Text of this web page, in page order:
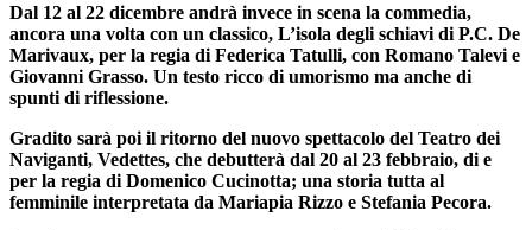
Dal 12 al 22 dicembre andrà invece in scena la commedia,
ancora una volta con un classico, L’isola degli schiavi di P.C. De
Marivaux, per la regia di Federica Tatulli, con Romano Talevi e
Giovanni Grasso. Un testo ricco di umorismo ma anche di
spunti di riflessione.
Gradito sarà poi il ritorno del nuovo spettacolo del Teatro dei
Naviganti, Vedettes, che debutterà dal 20 al 23 febbraio, di e
per la regia di Domenico Cucinotta; una storia tutta al
femminile interpretata da Mariapia Rizzo e Stefania Pecora.